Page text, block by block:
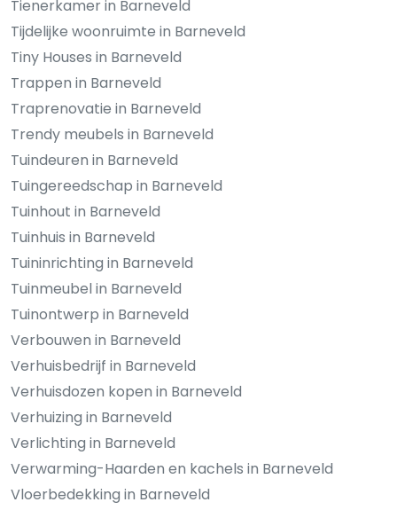
Tienerkamer in Barneveld
Tijdelijke woonruimte in Barneveld
Tiny Houses in Barneveld
Trappen in Barneveld
Traprenovatie in Barneveld
Trendy meubels in Barneveld
Tuindeuren in Barneveld
Tuingereedschap in Barneveld
Tuinhout in Barneveld
Tuinhuis in Barneveld
Tuininrichting in Barneveld
Tuinmeubel in Barneveld
Tuinontwerp in Barneveld
Verbouwen in Barneveld
Verhuisbedrijf in Barneveld
Verhuisdozen kopen in Barneveld
Verhuizing in Barneveld
Verlichting in Barneveld
Verwarming-Haarden en kachels in Barneveld
Vloerbedekking in Barneveld